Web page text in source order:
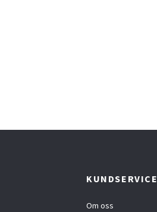
KUNDSERVICE
Om oss